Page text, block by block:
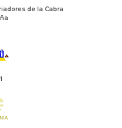
de la Cabra